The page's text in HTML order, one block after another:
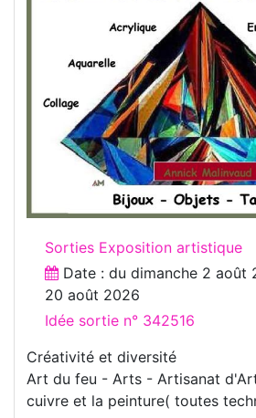
Sorties Exposition artistique
Date : du dimanche 2 août
20 août 2026
Idée sortie n° 342516
Créativité et diversité
Art du feu - Arts - Artisanat
cuivre et la peinture( toutes